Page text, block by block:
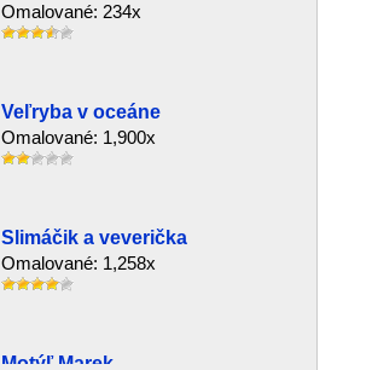
Omalované: 234x
Veľryba v oceáne
Omalované: 1,900x
Slimáčik a veverička
Omalované: 1,258x
Motýľ Marek